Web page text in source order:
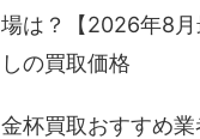
場は？【2026年8
しの買取価格
金杯買取おすすめ